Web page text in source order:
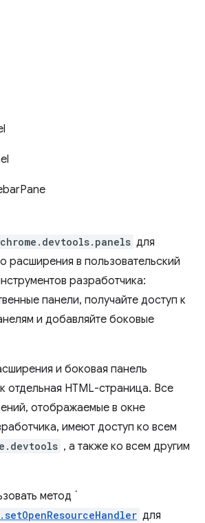
chrome.devtools.panels для
расширения в пользовательский
разработчика:
панели, получайте доступ к
и добавляйте боковые
и боковая панель
отдельная HTML-страница. Все
отображаемые в окне
имеют доступ ко всем
, а также ко всем другим
метод `
для